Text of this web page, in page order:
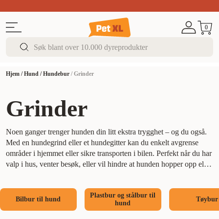
0
Hjem /Hund /Hundebur /Grinder
Grinder
Noen ganger trenger hunden din litt ekstra trygghet – og du også.
Med en hundegrind eller et hundegitter kan du enkelt avgrense
områder i hjemmet eller sikre transporten i bilen. Perfekt når du har
valp i hus, venter besøk, eller vil hindre at hunden hopper opp eller
valpegrinder og hundehagerModeller for både innendørs og
Grindene våre er laget i solide materialer og finnes i
Bilbur til hund
Plastbur og stålbur til
hund
Tøybur